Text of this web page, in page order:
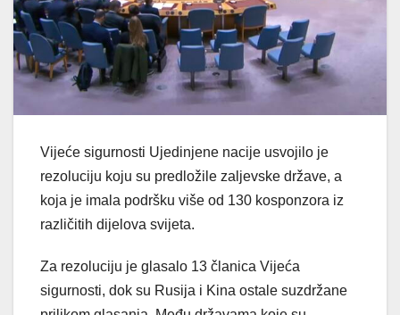
Vijeće sigurnosti Ujedinjene nacije usvojilo je
rezoluciju koju su predložile zaljevske države, a
koja je imala podršku više od 130 kosponzora iz
različitih dijelova svijeta.
Za rezoluciju je glasalo 13 članica Vijeća
sigurnosti, dok su Rusija i Kina ostale suzdržane